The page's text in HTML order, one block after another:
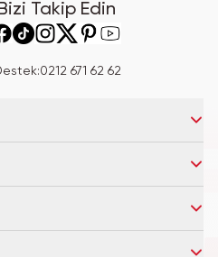
Takip Edin
:0212 671 62 62